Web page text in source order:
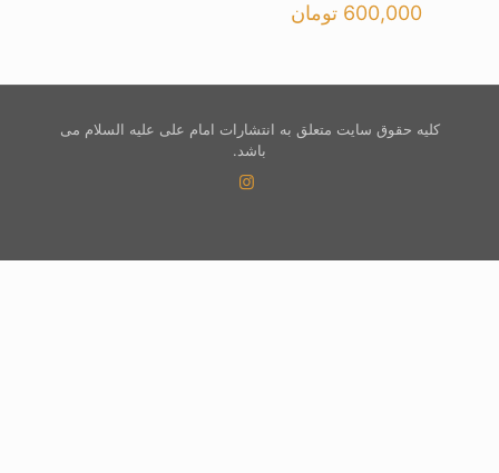
600,000 تومان
کلیه حقوق سایت متعلق به انتشارات امام علی علیه السلام می
باشد.